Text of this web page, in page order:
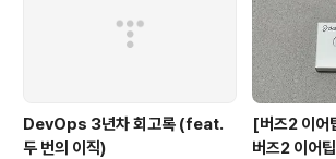
DevOps 3년차 회고록 (feat.
두 번의 이직)
[버즈2 이어
버즈2 이어팁